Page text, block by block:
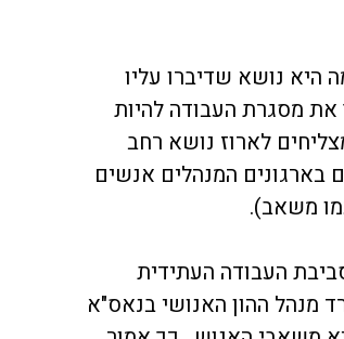
נושא שדיברו עליו
מסגרת העבודה להיות
לארוז נושא רחב
בארגונים המנהלים אנשים
משאב).
העבודה העתידית
מנהל ההון האנושי בנאס"א